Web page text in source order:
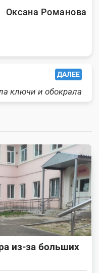
Оксана Романова
ДАЛЕЕ
ключи и обокрала
из-за больших